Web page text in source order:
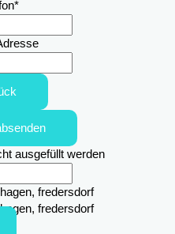
*
ausgefüllt werden